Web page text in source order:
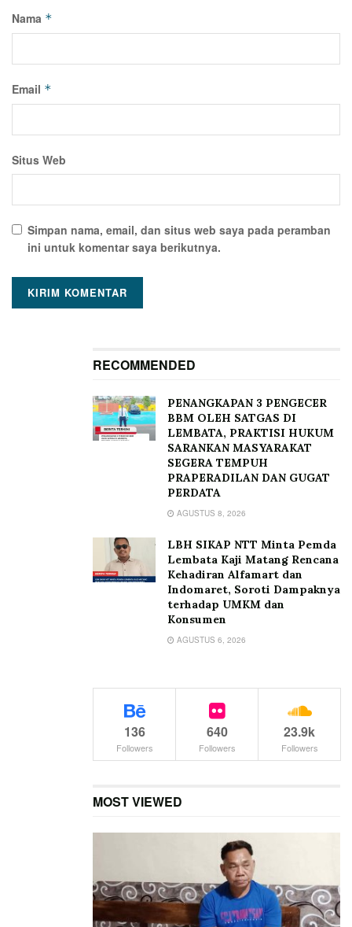
Nama *
Email *
Situs Web
Simpan nama, email, dan situs web saya pada peramban
ini untuk komentar saya berikutnya.
RECOMMENDED
PENANGKAPAN 3 PENGECER
BBM OLEH SATGAS DI
LEMBATA, PRAKTISI HUKUM
SARANKAN MASYARAKAT
SEGERA TEMPUH
PRAPERADILAN DAN GUGAT
PERDATA
AGUSTUS 8, 2026
LBH SIKAP NTT Minta Pemda
Lembata Kaji Matang Rencana
Kehadiran Alfamart dan
Indomaret, Soroti Dampaknya
terhadap UMKM dan
Konsumen
AGUSTUS 6, 2026
136
Followers
640
Followers
23.9k
Followers
MOST VIEWED